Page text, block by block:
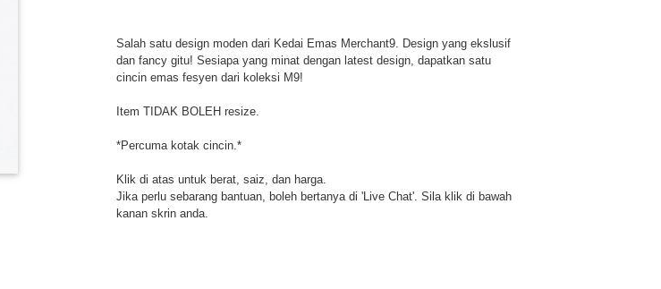
Salah satu design moden dari Kedai Emas Merchant9. Design yang ekslusif
dan fancy gitu! Sesiapa yang minat dengan latest design, dapatkan satu
cincin emas fesyen dari koleksi M9!
Item TIDAK BOLEH resize.
*Percuma kotak cincin.*
Klik di atas untuk berat, saiz, dan harga.
Jika perlu sebarang bantuan, boleh bertanya di 'Live Chat'. Sila klik di bawah
kanan skrin anda.